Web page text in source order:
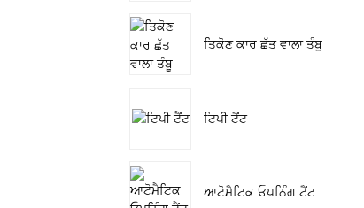
ਤਿਕੋਣ ਕਾਰ ਛੱਤ ਵਾਲਾ ਤੰਬੂ
ਟਿਪੀ ਟੈਂਟ
ਆਟੋਮੈਟਿਕ ਓਪਨਿੰਗ ਟੈਂਟ